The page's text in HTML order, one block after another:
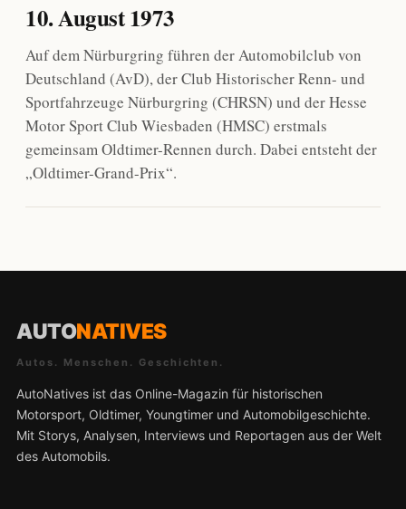
10. August 1973
Auf dem Nürburgring führen der Automobilclub von
Deutschland (AvD), der Club Historischer Renn- und
Sportfahrzeuge Nürburgring (CHRSN) und der Hesse
Motor Sport Club Wiesbaden (HMSC) erstmals
gemeinsam Oldtimer-Rennen durch. Dabei entsteht der
„Oldtimer-Grand-Prix“.
AUTONATIVES
Autos. Menschen. Geschichten.
AutoNatives ist das Online-Magazin für historischen
Motorsport, Oldtimer, Youngtimer und Automobilgeschichte.
Mit Storys, Analysen, Interviews und Reportagen aus der Welt
des Automobils.